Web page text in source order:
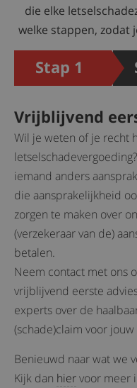
die elke
welke stappen, zodat
Vrijblijvend
Wil je weten of je recht
iemand anders
die aansprakelijkheid
zorgen te maken over
(verzekeraar van de)
betalen.
Neem contact met ons
vrijblijvend eerste
experts over de
(schade)claim voor
Benieuwd naar wat we
Kijk dan hiervoor meer